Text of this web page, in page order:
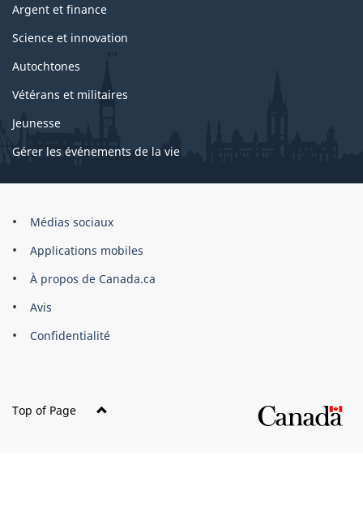
Argent et finance
Science et innovation
Autochtones
Vétérans et militaires
Jeunesse
Gérer les événements de la vie
Organisation
gouvernement
du
Canada
Médias sociaux
Applications mobiles
À propos de Canada.ca
Avis
Confidentialité
Top of Page